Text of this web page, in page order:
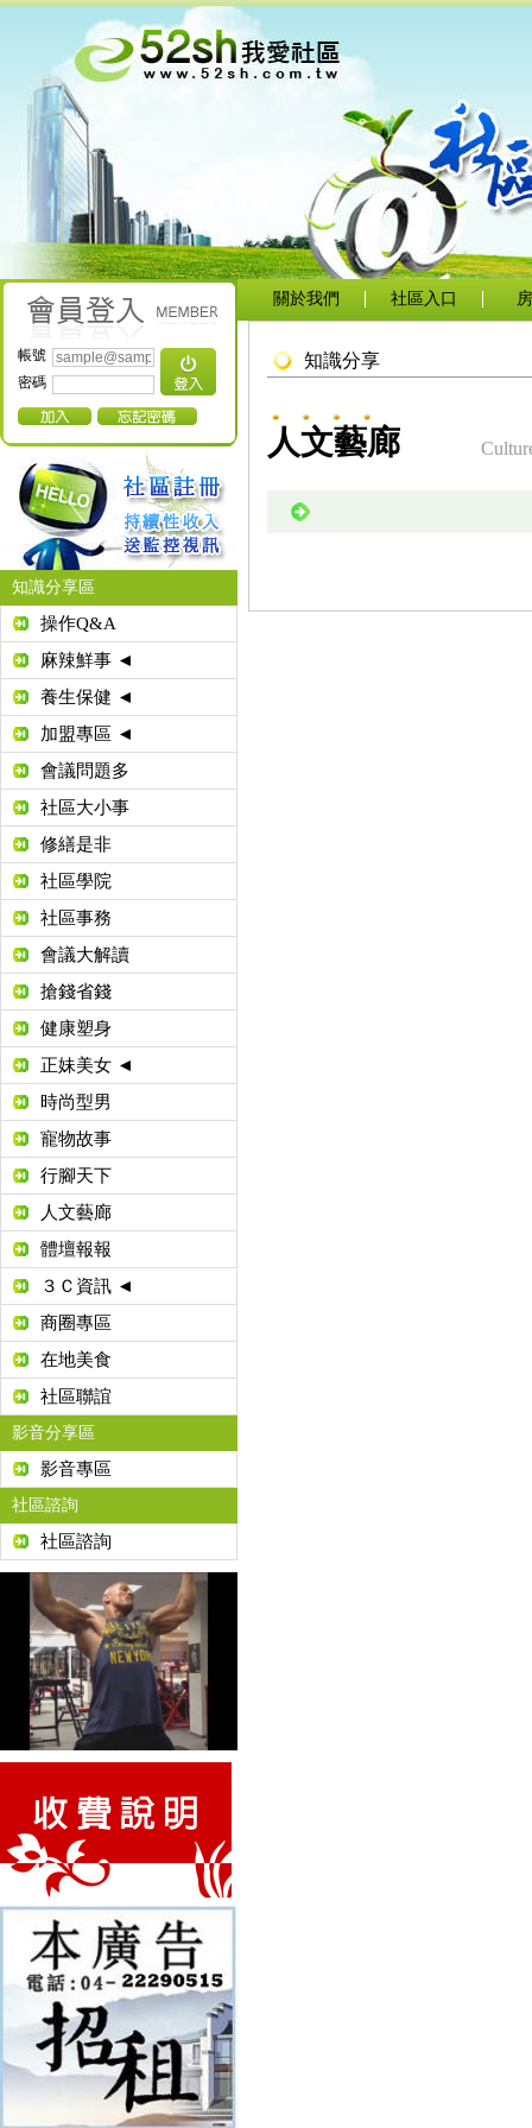
帳號
密碼
知識分享區
操作Q&A
麻辣鮮事 ◄
養生保健 ◄
加盟專區 ◄
會議問題多
社區大小事
修繕是非
社區學院
社區事務
會議大解讀
搶錢省錢
健康塑身
正妹美女 ◄
時尚型男
寵物故事
行腳天下
人文藝廊
體壇報報
３Ｃ資訊 ◄
商圈專區
在地美食
社區聯誼
影音分享區
影音專區
社區諮詢
社區諮詢
關於我們 社區入口
知識分享
人文藝廊